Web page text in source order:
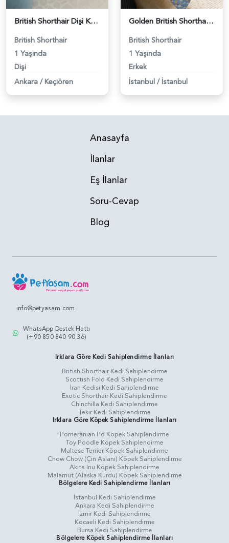
British Shorthair Dişi Kedim Eş Arıyor - 118984618
British Shorthair
1 Yaşında
Dişi
Ankara / Keçiören
Golden British Shorthair 1 Yaşında Eş Arıyor - 118984604
British Shorthair
1 Yaşında
Erkek
İstanbul / İstanbul
Anasayfa
İlanlar
Eş İlanlar
Soru-Cevap
Blog
info@petyasam.com
WhatsApp Destek Hattı
(+90 850 840 90 36)
Irklara Göre Kedi Sahiplendirme İlanları
British Shorthair Kedi Sahiplendirme
Scottish Fold Kedi Sahiplendirme
İran Kedisi Kedi Sahiplendirme
Exotic Shorthair Kedi Sahiplendirme
Chinchilla Kedi Sahiplendirme
Tekir Kedi Sahiplendirme
Irklara Göre Köpek Sahiplendirme İlanları
Pomeranian Po Köpek Sahiplendirme
Toy Poodle Köpek Sahiplendirme
Maltese Terrier Köpek Sahiplendirme
Chow Chow (Çin Aslanı) Köpek Sahiplendirme
Akita Inu Köpek Sahiplendirme
Malamut (Alaska Kurdu) Köpek Sahiplendirme
Bölgelere Kedi Sahiplendirme İlanları
İstanbul Kedi Sahiplendirme
Ankara Kedi Sahiplendirme
İzmir Kedi Sahiplendirme
Kocaeli Kedi Sahiplendirme
Bursa Kedi Sahiplendirme
Bölgelere Köpek Sahiplendirme İlanları